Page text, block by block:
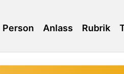
Person Anlass Rubrik